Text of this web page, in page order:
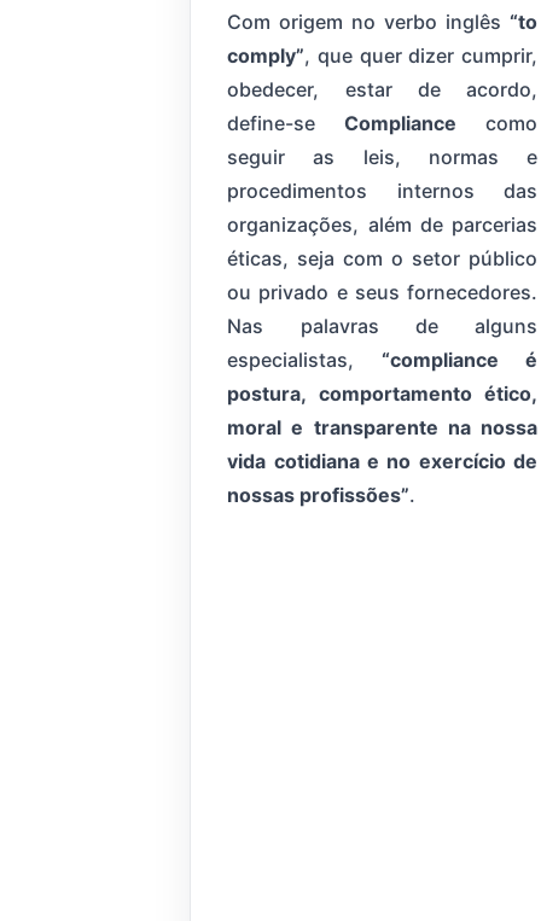
Com origem no verbo inglês “to
comply”, que quer dizer cumprir,
obedecer, estar de acordo,
define-seCompliance como
seguir as leis, normas e
procedimentos internos das
organizações, além de parcerias
éticas, seja com o setor público
ou privado e seus fornecedores.
Nas palavras de alguns
especialistas, “compliance é
postura, comportamento ético,
moral e transparente na nossa
vida cotidiana e no exercício de
nossas profissões”.